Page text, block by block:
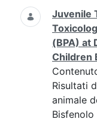
Juvenile
(BPA) at
Children
Risultati
animale
Bisfenolo